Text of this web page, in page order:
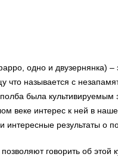
одно и двузернянка) –
что называется с
была
веке интерес к ней в
интересные результаты о
говорить об этой